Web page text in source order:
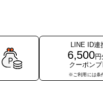
LINE ID連
6,500円
クーポンプ
※ご利用には条